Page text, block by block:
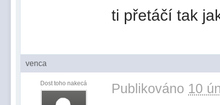
ti přetáčí tak
venca
Dost toho nakecá Publikováno 10